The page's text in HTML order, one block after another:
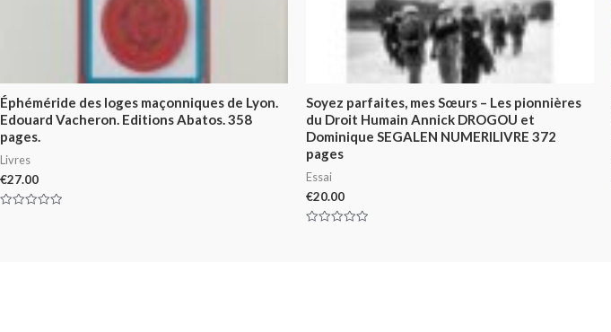
Éphéméride des loges maçonniques de Lyon.
Edouard Vacheron. Editions Abatos. 358
pages.
Livres
€27.00
Soyez parfaites, mes Sœurs – Les pionnières
du Droit Humain Annick DROGOU et
Dominique SEGALEN NUMERILIVRE 372
pages
Essai
€20.00